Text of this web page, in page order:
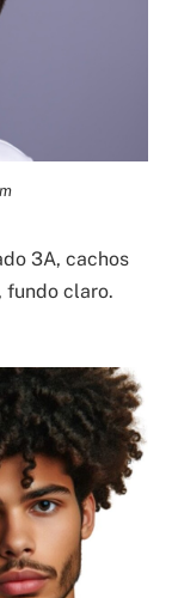
3A, cachos
fundo claro.